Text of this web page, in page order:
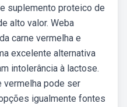
suplemento proteico de
alto valor. Weba
carne vermelha e
excelente alternativa
intolerância à lactose.
vermelha pode ser
igualmente fontes